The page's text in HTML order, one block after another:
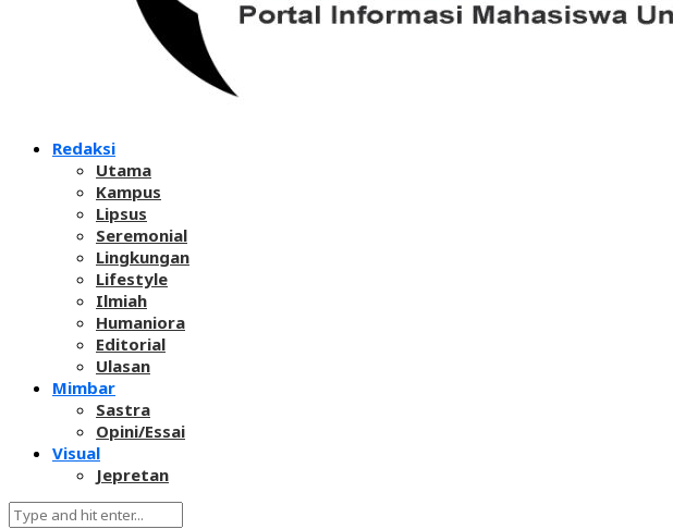
Redaksi
Utama
Kampus
Lipsus
Seremonial
Lingkungan
Lifestyle
Ilmiah
Humaniora
Editorial
Ulasan
Mimbar
Sastra
Opini/Essai
Visual
Jepretan